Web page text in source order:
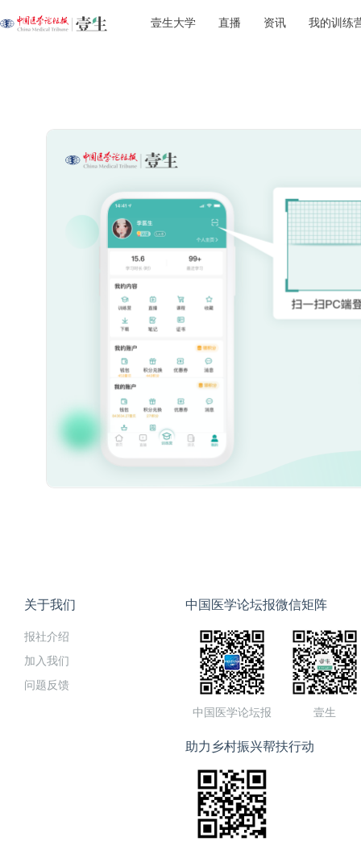
壹生大学 直播 资讯 我的训练
关于我们
报社介绍
加入我们
问题反馈
中国医学论坛报微信矩阵
中国医学论坛报 壹生
助力乡村振兴帮扶行动